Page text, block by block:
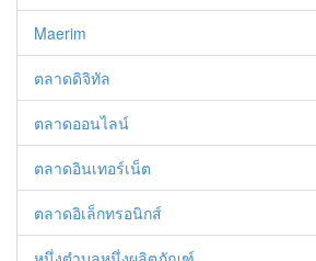
Maerim
ตลาดดิจิทัล
ตลาดออนไลน์
ตลาดอินเทอร์เน็ต
ตลาดอิเล็กทรอนิกส์